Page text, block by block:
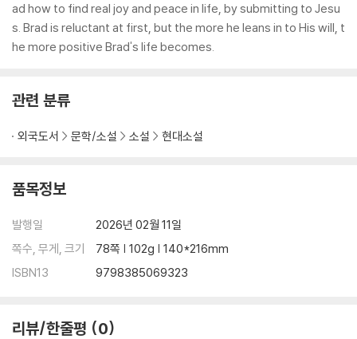
ad how to find real joy and peace in life, by submitting to Jesu
s. Brad is reluctant at first, but the more he leans in to His will, t
he more positive Brad's life becomes.
관련 분류
외국도서 문학/소설 소설 현대소설
품목정보
발행일
2026년 02월 11일
쪽수, 무게, 크기
78쪽 | 102g | 140*216mm
ISBN13
9798385069323
리뷰/한줄평 0